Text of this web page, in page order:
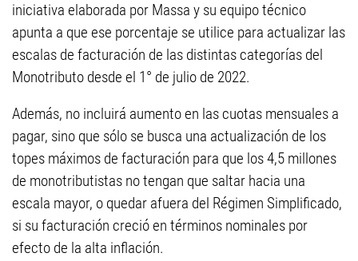
iniciativa elaborada por Massa y su equipo técnico
apunta a que ese porcentaje se utilice para actualizar las
escalas de facturación de las distintas categorías del
Monotributo desde el 1° de julio de 2022.
Además, no incluirá aumento en las cuotas mensuales a
pagar, sino que sólo se busca una actualización de los
topes máximos de facturación para que los 4,5 millones
de monotributistas no tengan que saltar hacia una
escala mayor, o quedar afuera del Régimen Simplificado,
si su facturación creció en términos nominales por
efecto de la alta inflación.